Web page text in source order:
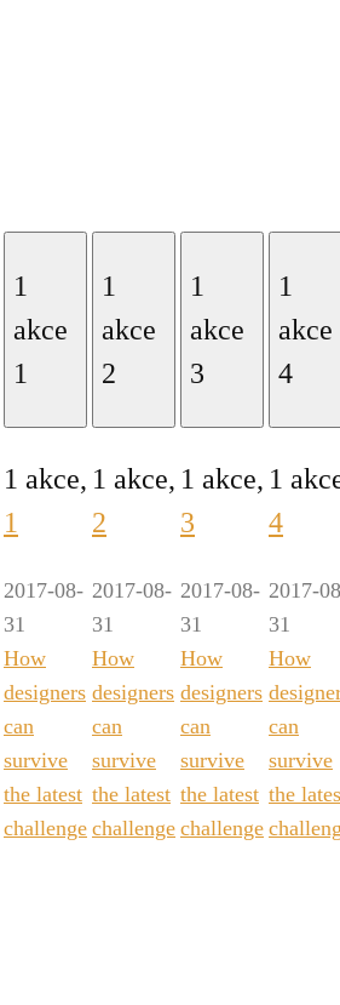
1
akce
1
1 akce,
1
2017-08-
31
How
designers
can
survive
the latest
challenge
1
akce
2
1 akce,
2
2017-08-
31
How
designers
can
survive
the latest
challenge
1
akce
3
1 akce,
3
2017-08-
31
How
designers
can
survive
the latest
challenge
1
akce
4
1
4
2017-
31
How
can
survive
the